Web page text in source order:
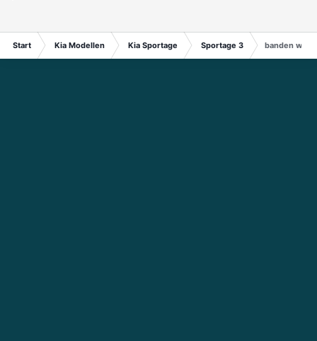
Start Kia Modellen Kia Sportage Sportage 3 banden